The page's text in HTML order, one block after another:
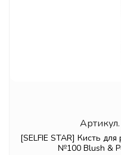
Артикул.
[SELFIE STAR] Кисть
№100 Blush &